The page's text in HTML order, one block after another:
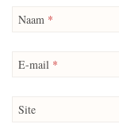
Naam *
E-mail *
Site